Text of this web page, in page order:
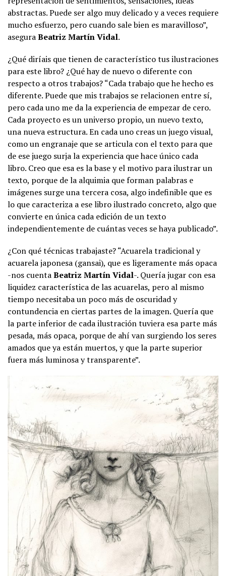
abstractas. Puede ser algo muy delicado y a veces requiere
mucho esfuerzo, pero cuando sale bien es maravilloso”,
aseguraBeatriz Martín Vidal.
¿Qué diríais que tienen de característico tus ilustraciones
para este libro? ¿Qué hay de nuevo o diferente con
respecto a otros trabajos? “Cada trabajo que he hecho es
diferente. Puede que mis trabajos se relacionen entre sí,
pero cada uno me da la experiencia de empezar de cero.
Cada proyecto es un universo propio, un nuevo texto,
una nueva estructura. En cada uno creas un juego visual,
como un engranaje que se articula con el texto para que
de ese juego surja la experiencia que hace único cada
libro. Creo que esa es la base y el motivo para ilustrar un
texto, porque de la alquimia que forman palabras e
imágenes surge una tercera cosa, algo indefinible que es
lo que caracteriza a ese libro ilustrado concreto, algo que
convierte en única cada edición de un texto
independientemente de cuántas veces se haya publicado”.
¿Con qué técnicas trabajaste? “Acuarela tradicional y
acuarela japonesa (gansai), que es ligeramente más opaca
-nos cuentaBeatriz Martín Vidal-. Quería jugar con esa
liquidez característica de las acuarelas, pero al mismo
tiempo necesitaba un poco más de oscuridad y
contundencia en ciertas partes de la imagen. Quería que
la parte inferior de cada ilustración tuviera esa parte más
pesada, más opaca, porque de ahí van surgiendo los seres
amados que ya están muertos, y que la parte superior
fuera más luminosa y transparente”.